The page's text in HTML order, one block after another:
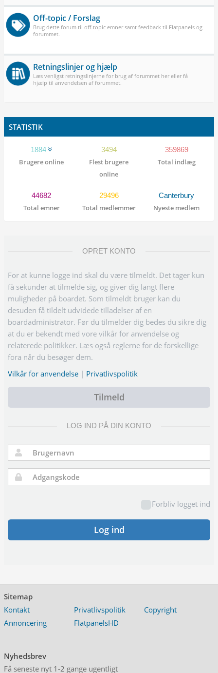
Off-topic / Forslag
Brug dette forum til off-topic emner samt feedback til Flatpanels og
forummet.
Retningslinjer og hjælp
Læs venligst retningslinjerne for brug af forummet her eller få
hjælp til anvendelsen af forummet.
STATISTIK
1884
Brugere online
3494
Flest brugere
online
359869
Total indlæg
44682
Total emner
29496
Total medlemmer
Canterbury
Nyeste medlem
OPRET KONTO
For at kunne logge ind skal du være tilmeldt. Det tager kun
få sekunder at tilmelde sig, og giver dig langt flere
muligheder på boardet. Som tilmeldt bruger kan du
desuden få tildelt udvidede tilladelser af en
boardadministrator. Før du tilmelder dig bedes du sikre dig
at du er bekendt med vore vilkår for anvendelse og
relaterede politikker. Læs også reglerne for de forskellige
fora når du besøger dem.
Vilkår for anvendelse | Privatlivspolitik
Tilmeld
LOG IND PÅ DIN KONTO
Brugernavn:
Adgangskode:
Forbliv logget ind
Log ind
Sitemap
Kontakt
Privatlivspolitik
Copyright
Annoncering
FlatpanelsHD
Nyhedsbrev
Få seneste nyt 1-2 gange ugentligt